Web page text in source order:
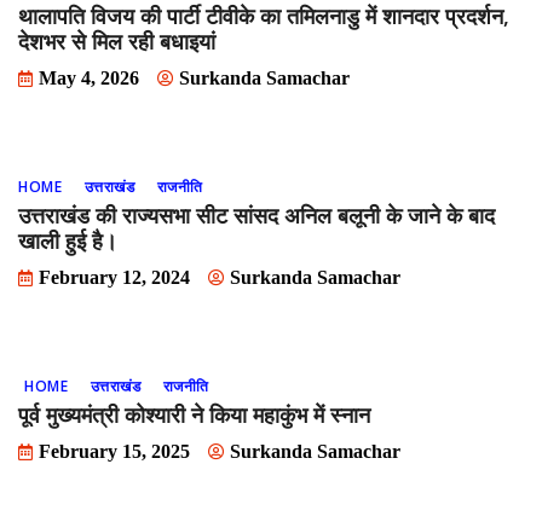
थालापति विजय की पार्टी टीवीके का तमिलनाडु में शानदार प्रदर्शन,
देशभर से मिल रही बधाइयां
May 4, 2026 Surkanda Samachar
HOME उत्तराखंड राजनीति
उत्तराखंड की राज्यसभा सीट सांसद अनिल बलूनी के जाने के बाद
खाली हुई है।
February 12, 2024 Surkanda Samachar
HOME उत्तराखंड राजनीति
पूर्व मुख्यमंत्री कोश्यारी ने किया महाकुंभ में स्नान
February 15, 2025 Surkanda Samachar